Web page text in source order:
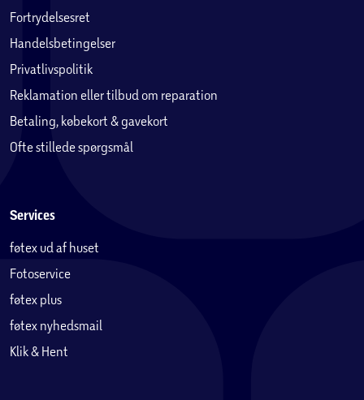
Fortrydelsesret
Handelsbetingelser
Privatlivspolitik
Reklamation eller tilbud om reparation
Betaling, købekort & gavekort
Ofte stillede spørgsmål
Services
føtex ud af huset
Fotoservice
føtex plus
føtex nyhedsmail
Klik & Hent